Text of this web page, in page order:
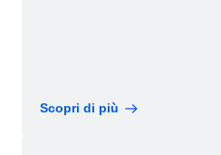
Scopri di più